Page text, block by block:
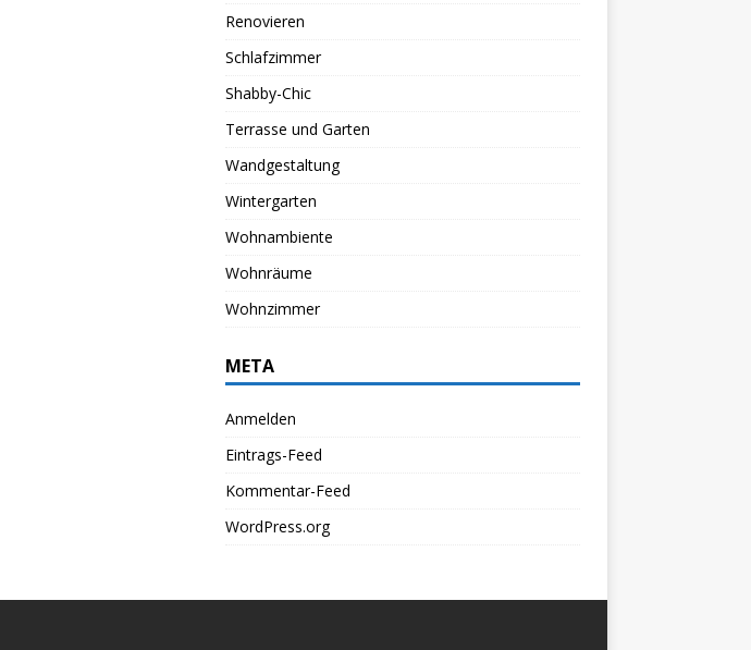
Renovieren
Schlafzimmer
Shabby-Chic
Terrasse und Garten
Wandgestaltung
Wintergarten
Wohnambiente
Wohnräume
Wohnzimmer
META
Anmelden
Eintrags-Feed
Kommentar-Feed
WordPress.org